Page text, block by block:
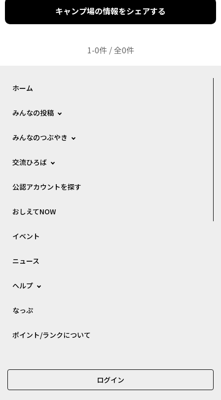
キャンプ場の情報をシェアする
1-0件 / 全0件
ホーム
みんなの投稿
みんなのつぶやき
交流ひろば
公認アカウントを探す
おしえてNOW
イベント
ニュース
ヘルプ
なっぷ
ポイント/ランクについて
ログイン